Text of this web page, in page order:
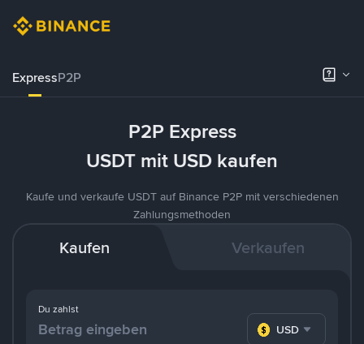
ExpressP2P
P2P Express
USDT mit USD kaufen
Kaufe und verkaufe USDT auf Binance P2P mit verschiedenen
Zahlungsmethoden
Kaufen Verkaufen
Du zahlst
USD